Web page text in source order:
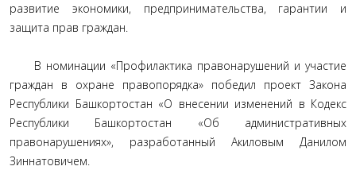
развитие экономики, предпринимательства, гарантии и
защита прав граждан.
В номинации «Профилактика правонарушений и участие
граждан в охране правопорядка» победил проект Закона
Республики Башкортостан «О внесении изменений в Кодекс
Республики Башкортостан «Об административных
правонарушениях», разработанный Акиловым Данилом
Зиннатовичем.